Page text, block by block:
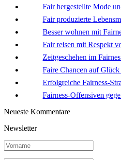
Fair hergestellte Mode
Fair produzierte
Besser wohnen mit
Fair reisen mit Respekt
Zeitgeschehen im
Faire Chancen auf
Erfolgreiche Fairness-
Fairness-Offensiven
Neueste Kommentare
Newsletter